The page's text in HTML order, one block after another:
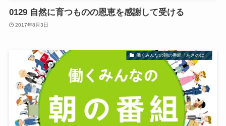
0129 自然に育つものの恩恵を感謝して受ける
2017年8月3日
働くみんなの朝の番組「あさのば」